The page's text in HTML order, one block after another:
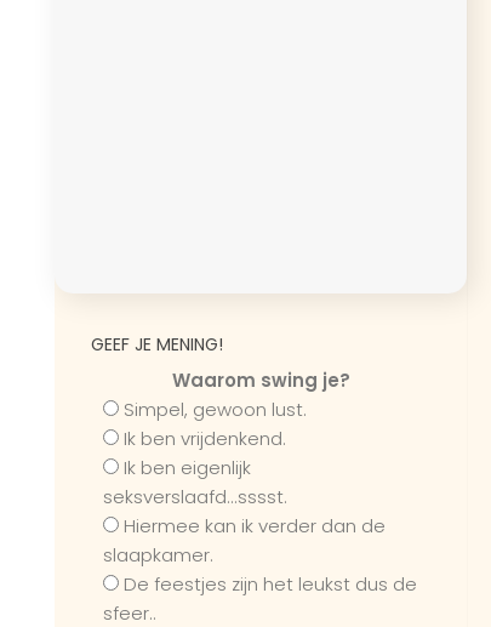
GEEF JE MENING!
Waarom swing je?
Simpel, gewoon lust.
Ik ben vrijdenkend.
Ik ben eigenlijk
seksverslaafd...sssst.
Hiermee kan ik verder dan de
slaapkamer.
De feestjes zijn het leukst dus de
sfeer..